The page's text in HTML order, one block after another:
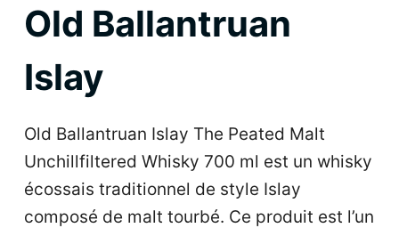
Old Ballantruan
Islay
Old Ballantruan Islay The Peated Malt
Unchillfiltered Whisky 700 ml est un whisky
écossais traditionnel de style Islay
composé de malt tourbé. Ce produit est l’un